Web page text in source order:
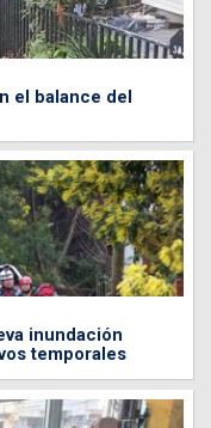
el balance del
inundación
temporales